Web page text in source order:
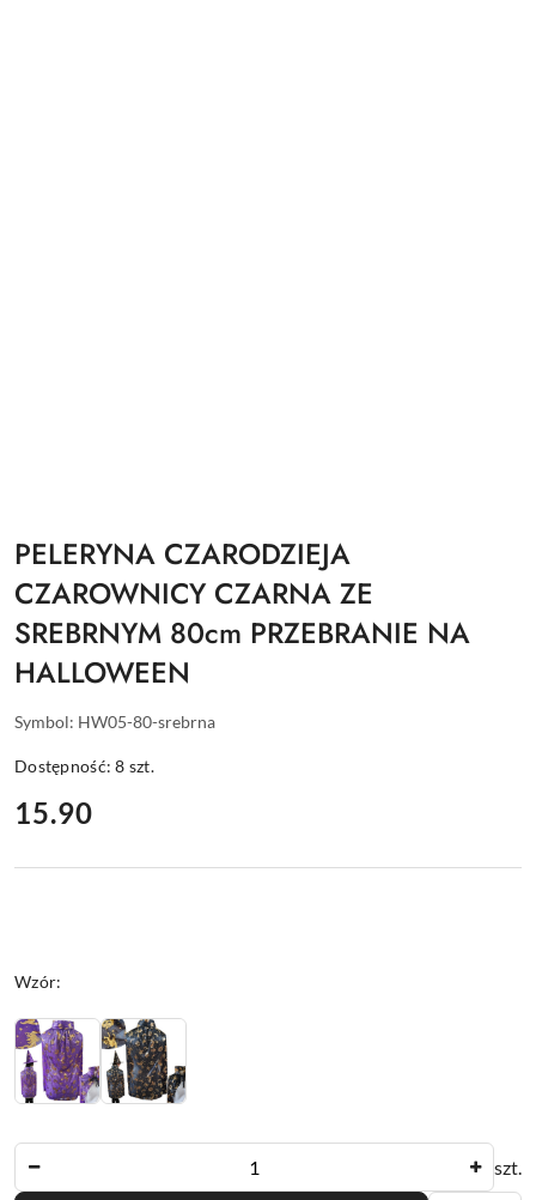
PELERYNA CZARODZIEJA
CZAROWNICY CZARNA ZE
SREBRNYM 80cm PRZEBRANIE NA
HALLOWEEN
Symbol: HW05-80-srebrna
Dostępność:8 szt.
cena:
15.90
Wariant
Wzór:
szt.